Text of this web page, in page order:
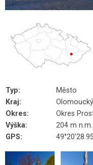
Typ:
Město
Kraj:
Okres:
Okres
Výška:
204 m n.m.
GPS: